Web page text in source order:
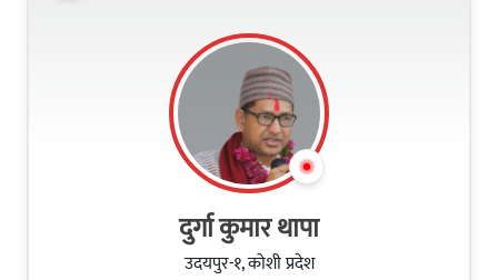
दुर्गा कुमार थापा
उदयपुर-१, कोशी प्रदेश